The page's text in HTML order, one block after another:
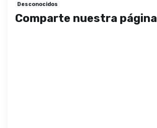
Desconocidos
Comparte nuestra página